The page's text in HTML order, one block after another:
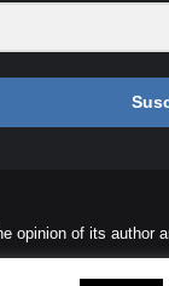
opinion of its author